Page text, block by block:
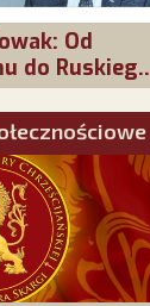
Od
do Ruskiego